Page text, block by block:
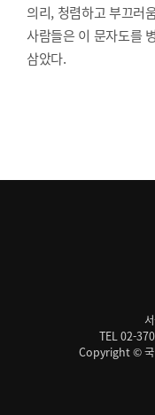
의리, 청렴하고 부끄러
사람들은 이 문자도를
삼았다.
TEL 02-
Copyright © 국